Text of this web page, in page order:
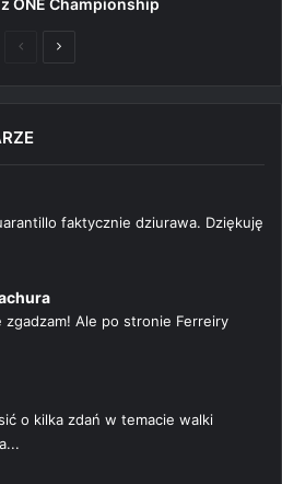
ONE Championship
PoprzedniaNastępna
faktycznie dziurawa. Dziękuję
zgadzam! Ale po stronie Ferreiry
o kilka zdań w temacie walki